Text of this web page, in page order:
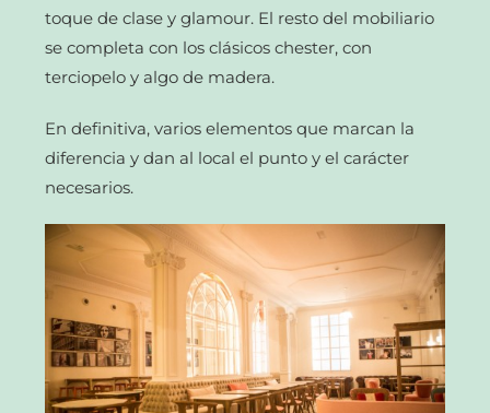
toque de clase y glamour. El resto del mobiliario
se completa con los clásicos chester, con
terciopelo y algo de madera.
En definitiva, varios elementos que marcan la
diferencia y dan al local el punto y el carácter
necesarios.